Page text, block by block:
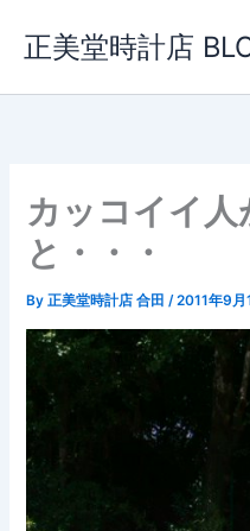
ス
正美堂時計店
カッコイイ
と・・・
By正美堂時計店 合田/2011年9月